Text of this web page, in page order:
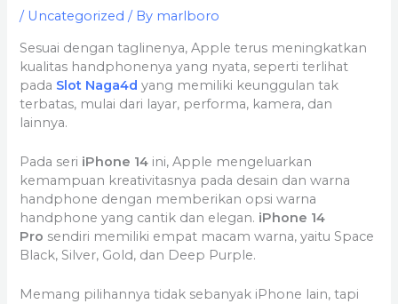
/ Uncategorized / By marlboro
Sesuai dengan taglinenya, Apple terus meningkatkan
kualitas handphonenya yang nyata, seperti terlihat
pada Slot Naga4d yang memiliki keunggulan tak
terbatas, mulai dari layar, performa, kamera, dan
lainnya.
Pada seri iPhone 14 ini, Apple mengeluarkan
kemampuan kreativitasnya pada desain dan warna
handphone dengan memberikan opsi warna
handphone yang cantik dan elegan. iPhone 14
Pro sendiri memiliki empat macam warna, yaitu Space
Black, Silver, Gold, dan Deep Purple.
Memang pilihannya tidak sebanyak iPhone lain, tapi